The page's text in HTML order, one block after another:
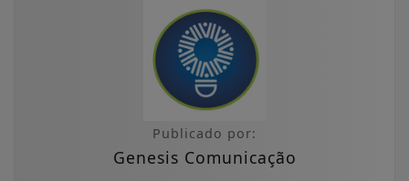
Publicado por:
Genesis Comunicação